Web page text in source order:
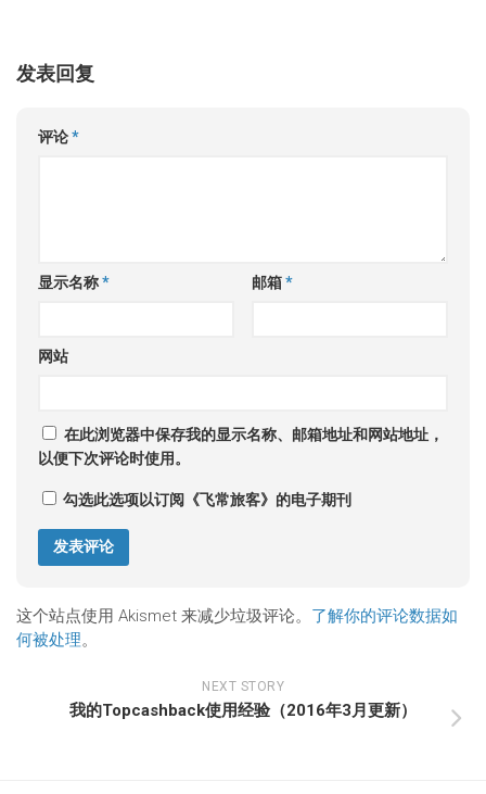
发表回复
评论*
显示名称* 邮箱*
网站
在此浏览器中保存我的显示名称、邮箱地址和网站地址，
以便下次评论时使用。
勾选此选项以订阅《飞常旅客》的电子期刊
这个站点使用 Akismet 来减少垃圾评论。 了解你的评论数据如
何被处理。
NEXT STORY
我的Topcashback使用经验（2016年3月更新）